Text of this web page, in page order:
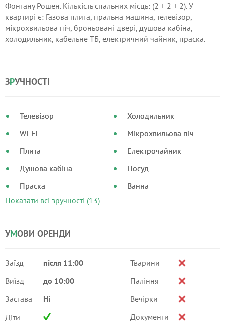
Фонтану Рошен. Кількість спальних місць: (2 + 2 + 2). У
квартирі є: Газова плита, пральна машина, телевізор,
мікрохвильова піч, броньовані двері, душова кабіна,
холодильник, кабельне ТБ, електричний чайник, праска.
ЗРУЧНОСТІ
Телевізор
Wi-Fi
Плита
Душова кабіна
Праска
Холодильник
Мікрохвильова піч
Електрочайник
Посуд
Ванна
Показати всі зручності (13)
УМОВИ ОРЕНДИ
Заїзд
після 11:00
Виїзд
до 10:00
Застава
Ні
Діти
Тварини
Паління
Вечірки
Документи